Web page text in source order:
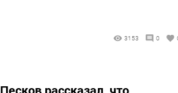
3153 0
рассказал, что